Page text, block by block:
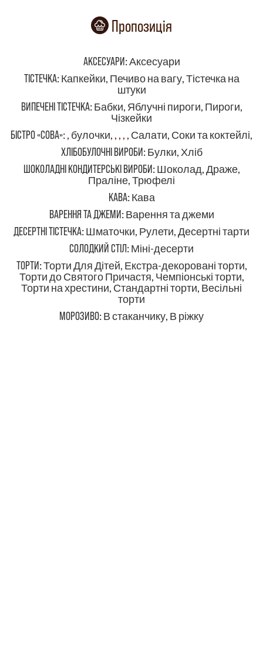
Пропозиція
АКСЕСУАРИ:Аксесуари
ТІСТЕЧКА:Капкейки, Печиво на вагу,Тістечка на
штуки
ВИПЕЧЕНІ ТІСТЕЧКА:Бабки, Яблучні пироги, Пироги,
Чізкейки
БІСТРО «СОВА»:, булочки, , , , , Салати, Соки та коктейлі,
ХЛІБОБУЛОЧНІ ВИРОБИ:Булки, Хліб
ШОКОЛАДНІ КОНДИТЕРСЬКІ ВИРОБИ:Шоколад,Драже,
Праліне,Трюфелі
КАВА:Кава
ВАРЕННЯ ТА ДЖЕМИ:Варення та джеми
ДЕСЕРТНІ ТІСТЕЧКА:Шматочки, Рулети,Десертні тарти
СОЛОДКИЙ СТІЛ:Міні-десерти
ТОРТИ:Торти Для Дітей, Екстра-декоровані торти,
Торти до Святого Причастя, Чемпіонські торти,
Торти на хрестини, Стандартні торти, Весільні
торти
МОРОЗИВО:В стаканчику, В ріжку